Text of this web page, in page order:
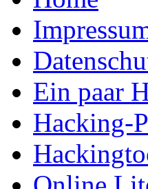
Ein paar
Hacking-